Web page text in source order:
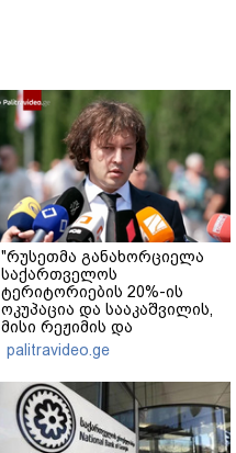
"რუსეთმა განახორციელა
საქართველოს
ტერიტორიების 20%-ის
ოკუპაცია და სააკაშვილის,
მისი რეჟიმის და
"ნაცმოძრაობის" ღალატი
ვერანაირად ვერ
გადაფარავს ამ
დანაშაულს" - ირაკლი
კობახიძე
palitravideo.ge